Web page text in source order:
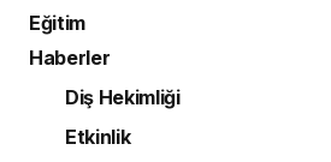
Eğitim
Haberler
Diş Hekimliği
Etkinlik